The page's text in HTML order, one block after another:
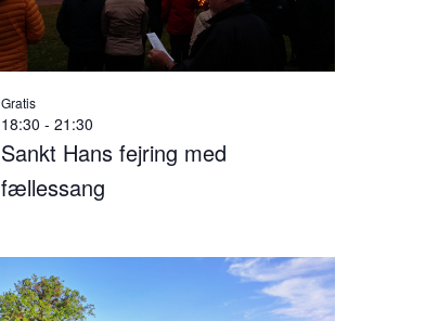
Sankt Hans fejring med
fællessang
18:30 - 21:30
Gratis